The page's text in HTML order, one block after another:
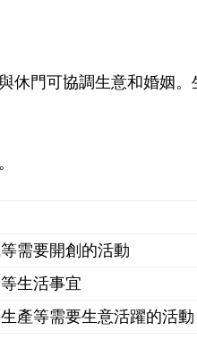
休門可協調生意和婚姻。
需要開創的活動
生活事宜
產等需要生意活躍的活動